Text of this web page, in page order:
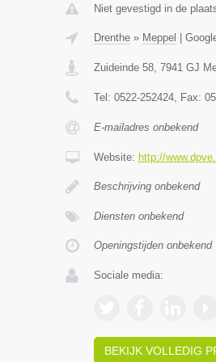
Niet gevestigd in de
Drenthe» Meppel
Zuideinde 58, 7941 GJ
Tel: 0522-252424, Fax:
E-mailadres onbekend
Website: http://
Beschrijving onbekend
Diensten onbekend
Openingstijden onbekend
Sociale media:
BEKIJK VOLLEDIG